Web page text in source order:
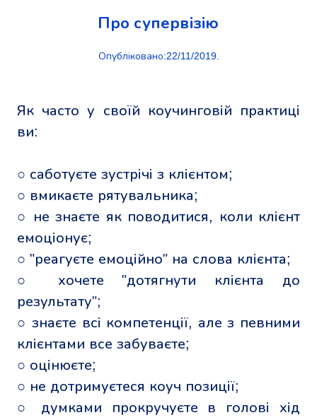
Про супервізію
Опубліковано:22/11/2019.
Як часто у своїй коучинговій практиці
ви:
○ саботуєте зустрічі з клієнтом;
○ вмикаєте рятувальника;
○ не знаєте як поводитися, коли клієнт
емоціонує;
○ "реагуєте емоційно" на слова клієнта;
○ хочете "дотягнути клієнта до
результату";
○ знаєте всі компетенції, але з певними
клієнтами все забуваєте;
○ оцінюєте;
○ не дотримуєтеся коуч позиції;
○ думками прокручуєте в голові хід